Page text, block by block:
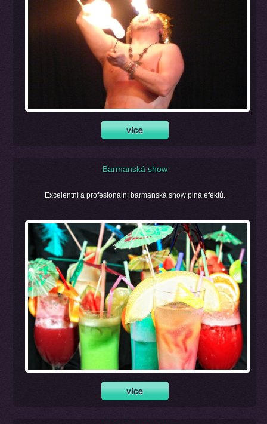
Barmanská show
Excelentní a profesionální barmanská show plná efektů.